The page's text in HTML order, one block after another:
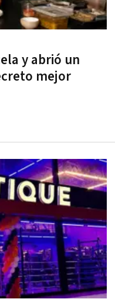
y abrió un
mejor